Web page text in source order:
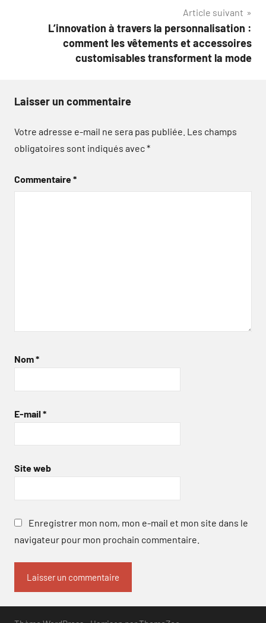
Article suivant
L’innovation à travers la personnalisation :
comment les vêtements et accessoires
customisables transforment la mode
Laisser un commentaire
Votre adresse e-mail ne sera pas publiée. Les champs
obligatoires sont indiqués avec*
Commentaire*
Nom*
E-mail *
Site web
Enregistrer mon nom, mon e-mail et mon site dans le
navigateur pour mon prochain commentaire.